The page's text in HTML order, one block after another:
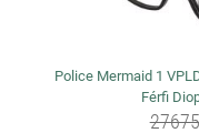
Police Mermaid 1
Férfi